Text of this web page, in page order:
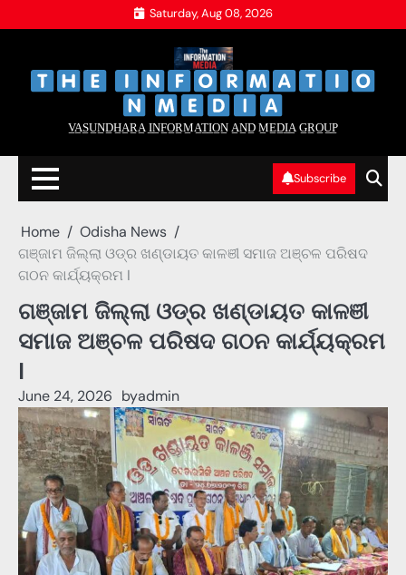
to
Saturday, Aug 08, 2026
V̲A̲S̲U̲N̲D̲H̲A̲R̲A̲ I̲N̲F̲O̲R̲M̲A̲T̲I̲O̲N̲ A̲N̲D̲ M̲E̲D̲I̲A̲ G̲R̲O̲U̲P̲
Subscribe
Home
Odisha News
ଗଞ୍ଜାମ ଜିଲ୍ଲା ଓଡ୍ର ଖଣ୍ଡାୟତ କାଳଞୀ ସମାଜ ଅଞ୍ଚଳ ପରିଷଦ
ଗଠନ କାର୍ଯ୍ୟକ୍ରମ I
ଗଞ୍ଜାମ ଜିଲ୍ଲା ଓଡ୍ର ଖଣ୍ଡାୟତ କାଳଞୀ
ସମାଜ ଅଞ୍ଚଳ ପରିଷଦ ଗଠନ କାର୍ଯ୍ୟକ୍ରମ
I
June 24, 2026 byadmin